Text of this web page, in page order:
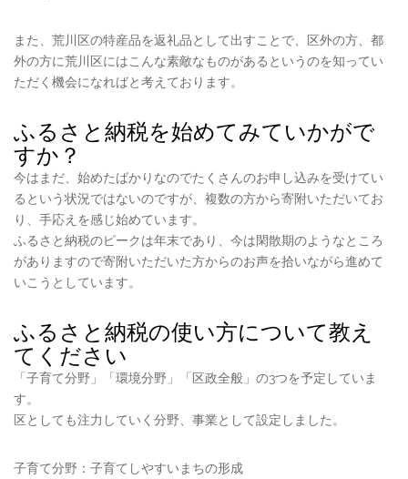
また、荒川区の特産品を返礼品として出すことで、区外の方、都
外の方に荒川区にはこんな素敵なものがあるというのを知ってい
ただく機会になればと考えております。
ふるさと納税を始めてみていかがで
すか？
今はまだ、始めたばかりなのでたくさんのお申し込みを受けてい
るという状況ではないのですが、複数の方から寄附いただいてお
り、手応えを感じ始めています。
ふるさと納税のピークは年末であり、今は閑散期のようなところ
がありますので寄附いただいた方からのお声を拾いながら進めて
いこうとしています。
ふるさと納税の使い方について教え
てください
「子育て分野」「環境分野」「区政全般」の3つを予定していま
す。
区としても注力していく分野、事業として設定しました。
子育て分野：子育てしやすいまちの形成